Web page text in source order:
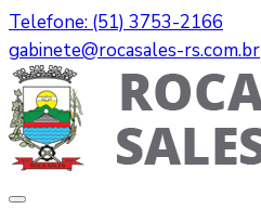
Telefone: (51) 3753-2166
gabinete@rocasales-rs.com.br